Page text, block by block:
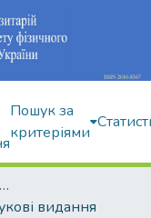
Пошук за
критеріями
Факультет спорту та менеджменту
видання